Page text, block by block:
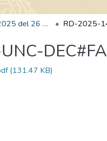
Edición 001/2025 del 26 de mayo de 2025
DEC#FA
(131.47 KB)